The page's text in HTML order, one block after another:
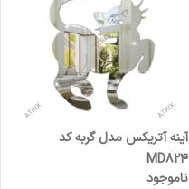
آینه آتریکس مدل گربه کد
MD824
ناموجود